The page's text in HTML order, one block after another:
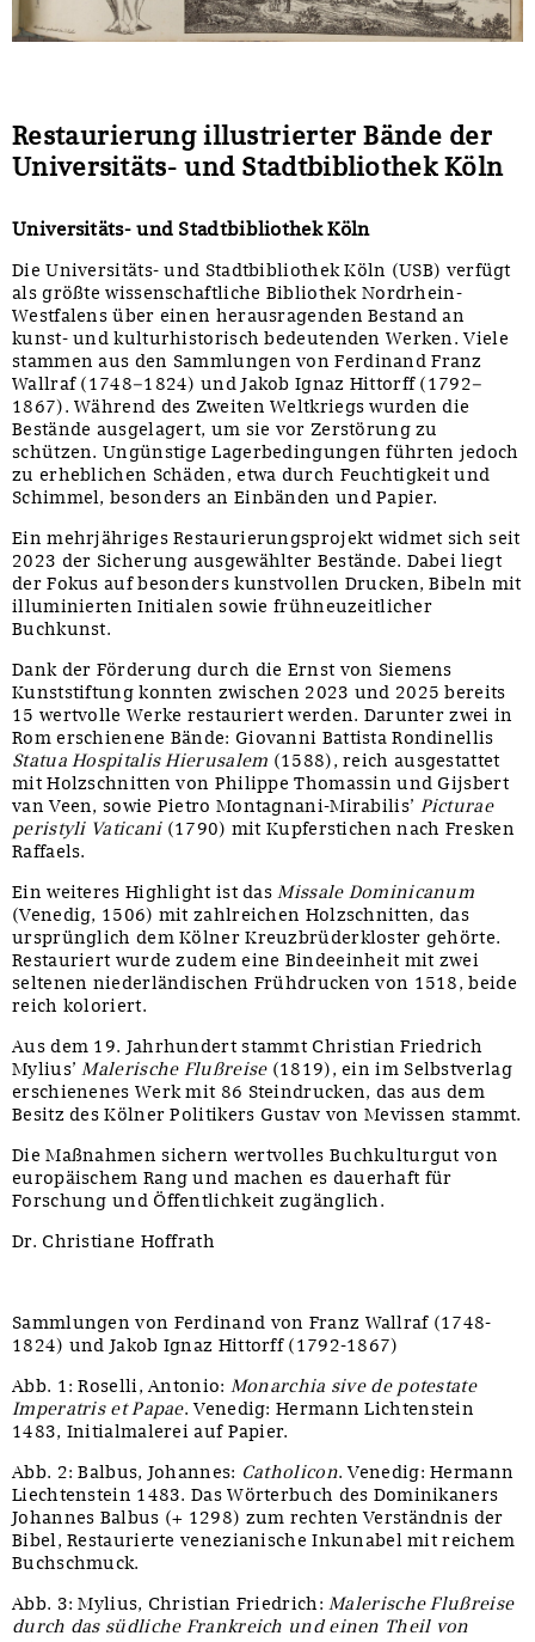
Restaurierung illustrierter Bände der
Universitäts- und Stadtbibliothek Köln
Universitäts- und Stadtbibliothek Köln
Die Universitäts- und Stadtbibliothek Köln (USB) verfügt
als größte wissenschaftliche Bibliothek Nordrhein-
Westfalens über einen herausragenden Bestand an
kunst- und kulturhistorisch bedeutenden Werken. Viele
stammen aus den Sammlungen von Ferdinand Franz
Wallraf (1748–1824) und Jakob Ignaz Hittorff (1792–
1867). Während des Zweiten Weltkriegs wurden die
Bestände ausgelagert, um sie vor Zerstörung zu
schützen. Ungünstige Lagerbedingungen führten jedoch
zu erheblichen Schäden, etwa durch Feuchtigkeit und
Schimmel, besonders an Einbänden und Papier.
Ein mehrjähriges Restaurierungsprojekt widmet sich seit
2023 der Sicherung ausgewählter Bestände. Dabei liegt
der Fokus auf besonders kunstvollen Drucken, Bibeln mit
illuminierten Initialen sowie frühneuzeitlicher
Buchkunst.
Dank der Förderung durch die Ernst von Siemens
Kunststiftung konnten zwischen 2023 und 2025 bereits
15 wertvolle Werke restauriert werden. Darunter zwei in
Rom erschienene Bände: Giovanni Battista Rondinellis
Statua Hospitalis Hierusalem (1588), reich ausgestattet
mit Holzschnitten von Philippe Thomassin und Gijsbert
van Veen, sowie Pietro Montagnani-Mirabilis’ Picturae
peristyli Vaticani(1790) mit Kupferstichen nach Fresken
Raffaels.
Ein weiteres Highlight ist dasMissale Dominicanum
(Venedig, 1506) mit zahlreichen Holzschnitten, das
ursprünglich dem Kölner Kreuzbrüderkloster gehörte.
Restauriert wurde zudem eine Bindeeinheit mit zwei
seltenen niederländischen Frühdrucken von 1518, beide
reich koloriert.
Aus dem 19. Jahrhundert stammt Christian Friedrich
Mylius’Malerische Flußreise(1819), ein im Selbstverlag
erschienenes Werk mit 86 Steindrucken, das aus dem
Besitz des Kölner Politikers Gustav von Mevissen stammt.
Die Maßnahmen sichern wertvolles Buchkulturgut von
europäischem Rang und machen es dauerhaft für
Forschung und Öffentlichkeit zugänglich.
Dr. Christiane Hoffrath
Sammlungen von Ferdinand von Franz Wallraf (1748-
1824) und Jakob Ignaz Hittorff (1792-1867)
Abb. 1: Roselli, Antonio: Monarchia sive de potestate
Imperatris et Papae. Venedig: Hermann Lichtenstein
1483, Initialmalerei auf Papier.
Abb. 2: Balbus, Johannes: Catholicon. Venedig: Hermann
Liechtenstein 1483. Das Wörterbuch des Dominikaners
Johannes Balbus (+ 1298) zum rechten Verständnis der
Bibel, Restaurierte venezianische Inkunabel mit reichem
Buchschmuck.
Abb. 3: Mylius, Christian Friedrich:Malerische Flußreise
durch das südliche Frankreich und einen Theil von